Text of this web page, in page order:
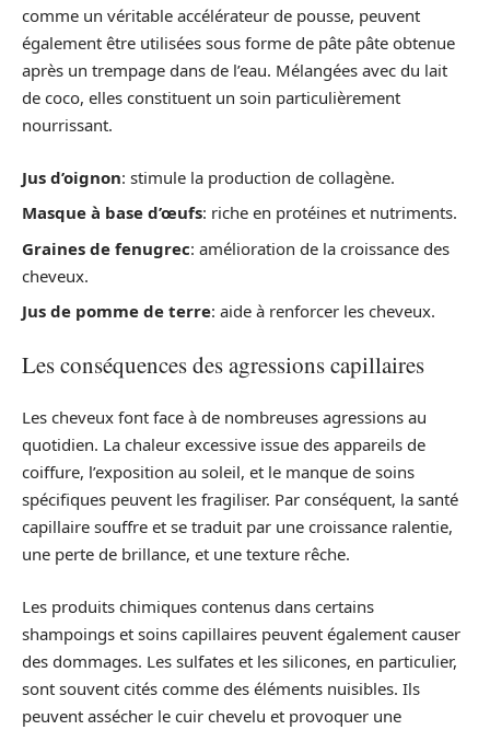
comme un véritable accélérateur de pousse, peuvent
également être utilisées sous forme de pâte pâte obtenue
après un trempage dans de l’eau. Mélangées avec du lait
de coco, elles constituent un soin particulièrement
nourrissant.
Jus d’oignon: stimule la production de collagène.
Masque à base d’œufs: riche en protéines et nutriments.
Graines de fenugrec: amélioration de la croissance des
cheveux.
Jus de pomme de terre: aide à renforcer les cheveux.
Les conséquences des agressions capillaires
Les cheveux font face à de nombreuses agressions au
quotidien. La chaleur excessive issue des appareils de
coiffure, l’exposition au soleil, et le manque de soins
spécifiques peuvent les fragiliser. Par conséquent, la santé
capillaire souffre et se traduit par une croissance ralentie,
une perte de brillance, et une texture rêche.
Les produits chimiques contenus dans certains
shampoings et soins capillaires peuvent également causer
des dommages. Les sulfates et les silicones, en particulier,
sont souvent cités comme des éléments nuisibles. Ils
peuvent assécher le cuir chevelu et provoquer une